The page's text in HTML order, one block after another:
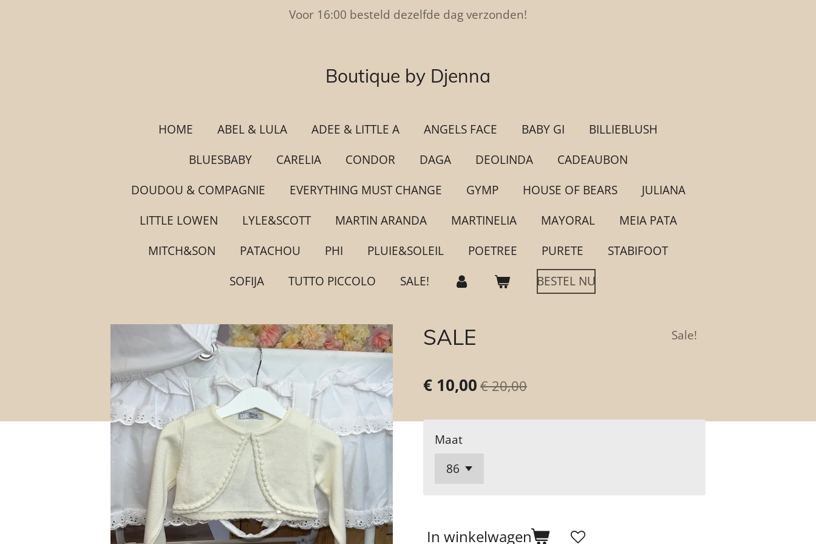
Voor 16:00 besteld dezelfde dag verzonden!
Boutique by Djenna
HOME ABEL & LULA ADEE & LITTLE A ANGELS FACE BABY GI
BILLIEBLUSH
BLUESBABY
CARELIA CONDOR DAGA DEOLINDA
CADEAUBON
DOUDOU & COMPAGNIE
EVERYTHING MUST CHANGE GYMP HOUSE OF BEARS
JULIANA
LITTLE LOWEN
LYLE&SCOTT MARTIN ARANDA MARTINELIA MAYORAL
MEIA PATA
MITCH&SON
PATACHOU PHI PLUIE&SOLEIL POETREE PURETE
STABIFOOT
SOFIJA
TUTTO PICCOLO SALE! BESTEL NU
SALE Sale!
€ 10,00 € 20,00
Maat
In winkelwagen